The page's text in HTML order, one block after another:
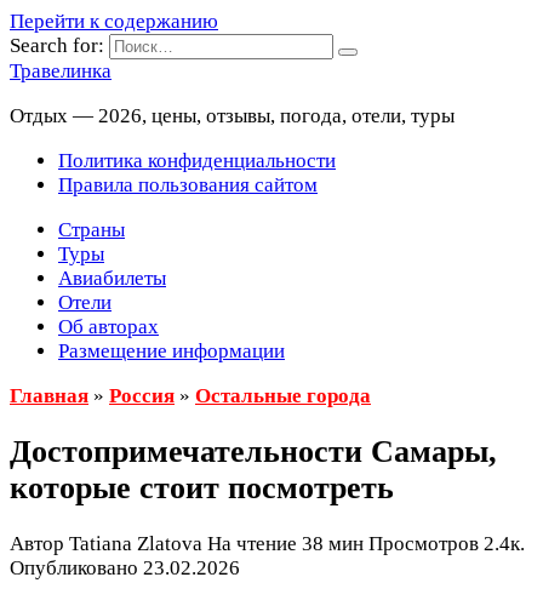
Перейти к содержанию
Search for:
Травелинка
Отдых — 2026, цены, отзывы, погода, отели, туры
Политика конфиденциальности
Правила пользования сайтом
Страны
Туры
Авиабилеты
Отели
Об авторах
Размещение информации
Главная » Россия » Остальные города
Достопримечательности Самары,
которые стоит посмотреть
Автор Tatiana Zlatova На чтение 38 мин Просмотров 2.4к.
Опубликовано 23.02.2026